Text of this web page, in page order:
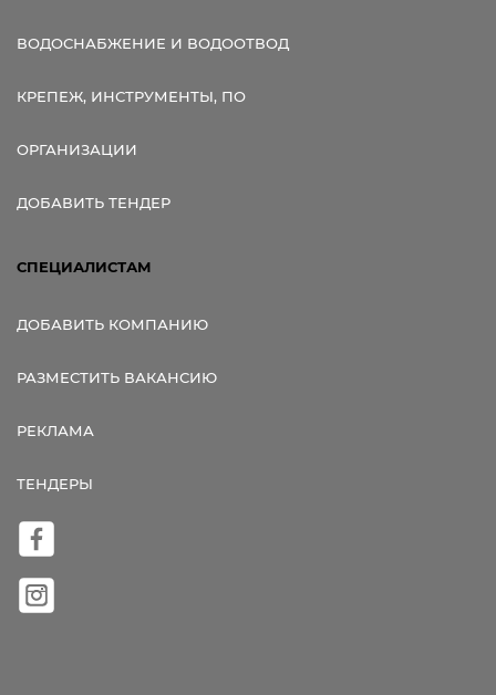
ВОДОСНАБЖЕНИЕ И ВОДООТВОД
КРЕПЕЖ, ИНСТРУМЕНТЫ, ПО
ОРГАНИЗАЦИИ
ДОБАВИТЬ ТЕНДЕР
СПЕЦИАЛИСТАМ
ДОБАВИТЬ КОМПАНИЮ
РАЗМЕСТИТЬ ВАКАНСИЮ
РЕКЛАМА
ТЕНДЕРЫ